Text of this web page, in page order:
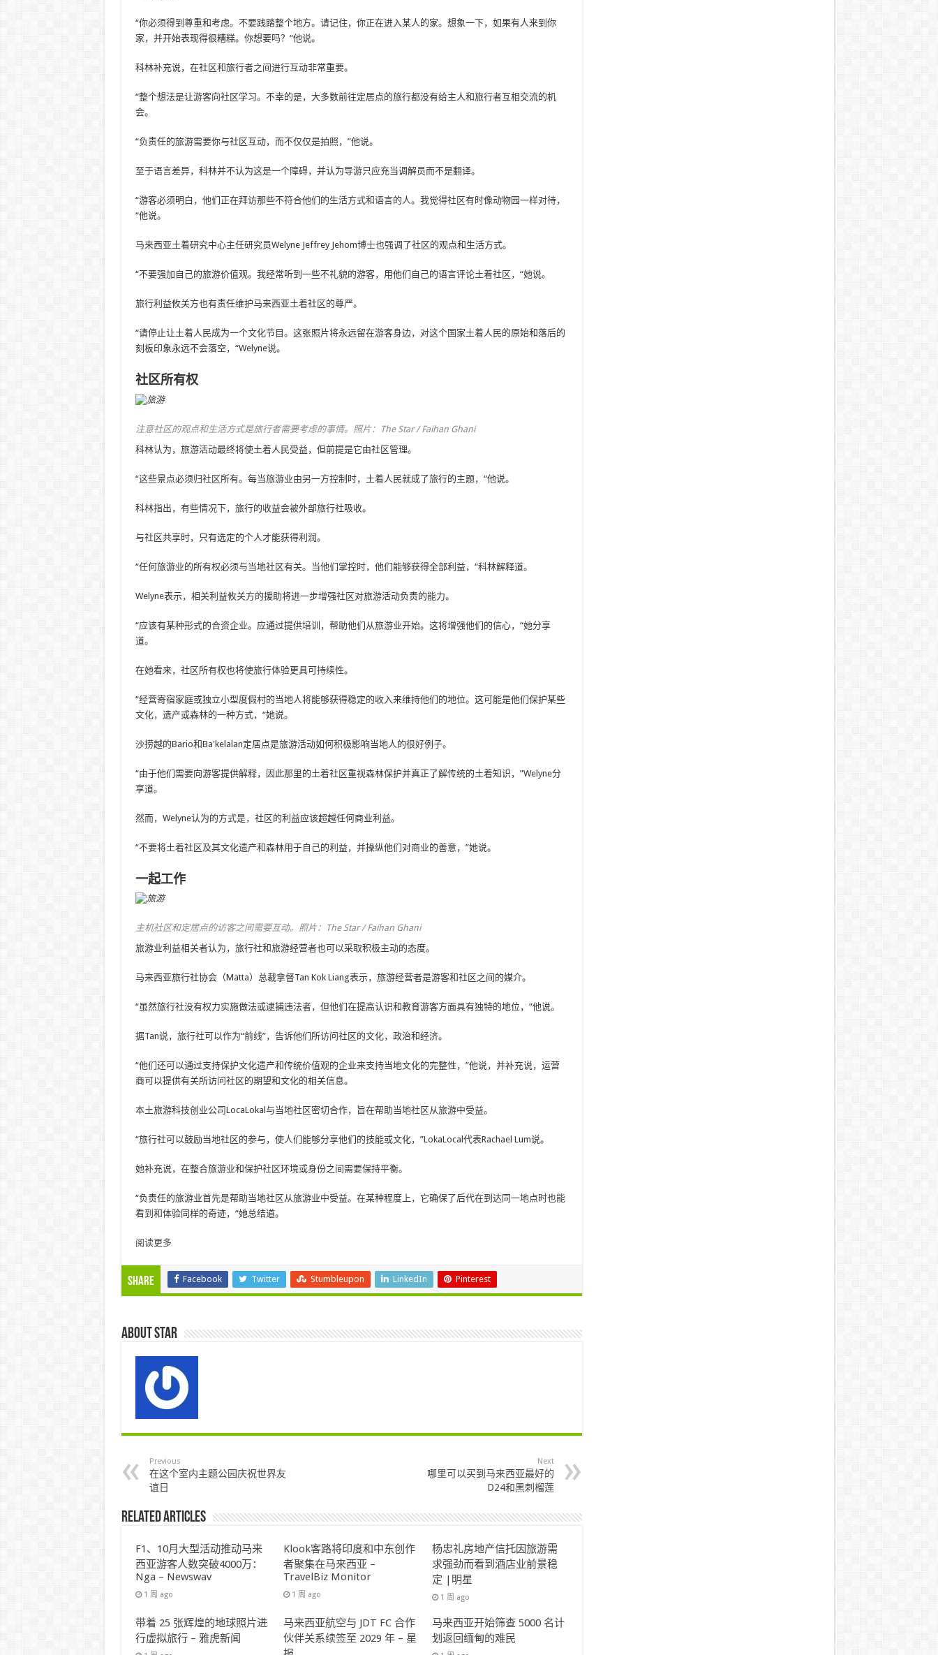
“你必须得到尊重和考虑。不要践踏整个地方。请记住，你正在进入某人的家。想象一下，如果有人来到你
家，并开始表现得很糟糕。你想要吗？“他说。
科林补充说，在社区和旅行者之间进行互动非常重要。
“整个想法是让游客向社区学习。不幸的是，大多数前往定居点的旅行都没有给主人和旅行者互相交流的机
会。
“负责任的旅游需要你与社区互动，而不仅仅是拍照，”他说。
至于语言差异，科林并不认为这是一个障碍，并认为导游只应充当调解员而不是翻译。
“游客必须明白，他们正在拜访那些不符合他们的生活方式和语言的人。我觉得社区有时像动物园一样对待，
“他说。
马来西亚土着研究中心主任研究员Welyne Jeffrey Jehom博士也强调了社区的观点和生活方式。
“不要强加自己的旅游价值观。我经常听到一些不礼貌的游客，用他们自己的语言评论土着社区，“她说。
旅行利益攸关方也有责任维护马来西亚土着社区的尊严。
“请停止让土着人民成为一个文化节目。这张照片将永远留在游客身边，对这个国家土着人民的原始和落后的
刻板印象永远不会落空，“Welyne说。
社区所有权
注意社区的观点和生活方式是旅行者需要考虑的事情。照片：The Star / Faihan Ghani
科林认为，旅游活动最终将使土着人民受益，但前提是它由社区管理。
“这些景点必须归社区所有。每当旅游业由另一方控制时，土着人民就成了旅行的主题，“他说。
科林指出，有些情况下，旅行的收益会被外部旅行社吸收。
与社区共享时，只有选定的个人才能获得利润。
“任何旅游业的所有权必须与当地社区有关。当他们掌控时，他们能够获得全部利益，“科林解释道。
Welyne表示，相关利益攸关方的援助将进一步增强社区对旅游活动负责的能力。
“应该有某种形式的合资企业。应通过提供培训，帮助他们从旅游业开始。这将增强他们的信心，“她分享
道。
在她看来，社区所有权也将使旅行体验更具可持续性。
“经营寄宿家庭或独立小型度假村的当地人将能够获得稳定的收入来维持他们的地位。这可能是他们保护某些
文化，遗产或森林的一种方式，“她说。
沙捞越的Bario和Ba'kelalan定居点是旅游活动如何积极影响当地人的很好例子。
“由于他们需要向游客提供解释，因此那里的土着社区重视森林保护并真正了解传统的土着知识，”Welyne分
享道。
然而，Welyne认为的方式是，社区的利益应该超越任何商业利益。
“不要将土着社区及其文化遗产和森林用于自己的利益，并操纵他们对商业的善意，”她说。
一起工作
主机社区和定居点的访客之间需要互动。照片：The Star / Faihan Ghani
旅游业利益相关者认为，旅行社和旅游经营者也可以采取积极主动的态度。
马来西亚旅行社协会（Matta）总裁拿督Tan Kok Liang表示，旅游经营者是游客和社区之间的媒介。
“虽然旅行社没有权力实施做法或逮捕违法者，但他们在提高认识和教育游客方面具有独特的地位，”他说。
据Tan说，旅行社可以作为“前线”，告诉他们所访问社区的文化，政治和经济。
“他们还可以通过支持保护文化遗产和传统价值观的企业来支持当地文化的完整性，”他说，并补充说，运营
商可以提供有关所访问社区的期望和文化的相关信息。
本土旅游科技创业公司LocaLokal与当地社区密切合作，旨在帮助当地社区从旅游中受益。
“旅行社可以鼓励当地社区的参与，使人们能够分享他们的技能或文化，”LokaLocal代表Rachael Lum说。
她补充说，在整合旅游业和保护社区环境或身份之间需要保持平衡。
“负责任的旅游业首先是帮助当地社区从旅游业中受益。在某种程度上，它确保了后代在到达同一地点时也能
看到和体验同样的奇迹，“她总结道。
阅读更多
Share Facebook Twitter Stumbleupon LinkedIn Pinterest
About star
Previous
在这个室内主题公园庆祝世界友
谊日
Next
哪里可以买到马来西亚最好的
D24和黑刺榴莲
Related Articles
F1、10月大型活动推动马来
西亚游客人数突破4000万：
Nga – Newswav
1 周 ago
Klook客路将印度和中东创作
者聚集在马来西亚 –
TravelBiz Monitor
1 周 ago
杨忠礼房地产信托因旅游需
求强劲而看到酒店业前景稳
定 |明星
1 周 ago
带着 25 张辉煌的地球照片进
行虚拟旅行 – 雅虎新闻
马来西亚航空与 JDT FC 合作
伙伴关系续签至 2029 年 – 星
马来西亚开始筛查 5000 名计
划返回缅甸的难民